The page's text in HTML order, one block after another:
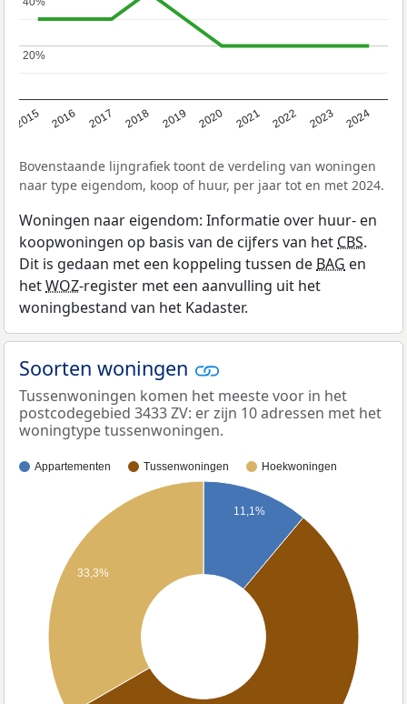
2015 2016 2017 2018 2019 2020 2021 2022 2023 2024
20%
20%
Bovenstaande lijngrafiek toont de verdeling van woningen
naar type eigendom, koop of huur, per jaar tot en met 2024.
Woningen naar eigendom: Informatie over huur- en
koopwoningen op basis van de cijfers van het CBS.
Dit is gedaan met een koppeling tussen de BAG en
hetWOZ-register met een aanvulling uit het
woningbestand van het Kadaster.
Soorten woningen
Tussenwoningen komen het meeste voor in het
postcodegebied 3433 ZV: er zijn 10 adressen met het
woningtype tussenwoningen.
Appartementen Tussenwoningen Hoekwoningen
11,1%
33,3%